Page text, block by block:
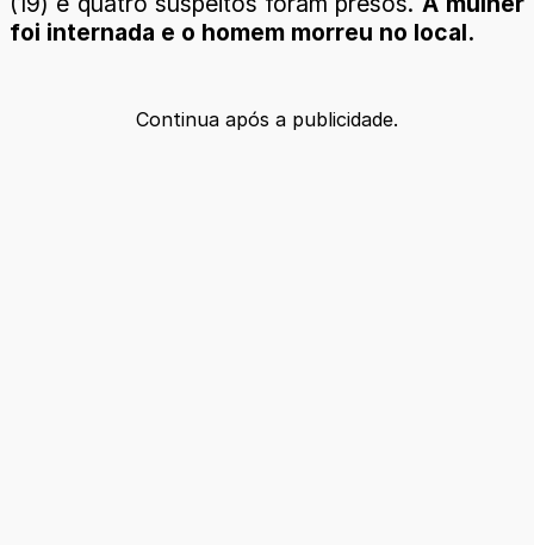
foi internada e o homem morreu no local.
Continua após a publicidade.